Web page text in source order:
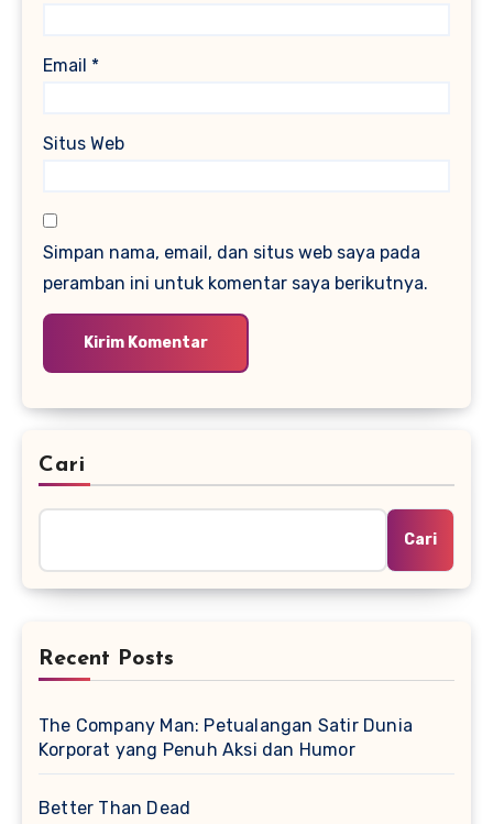
Email *
Situs Web
Simpan nama, email, dan situs web saya pada
peramban ini untuk komentar saya berikutnya.
Cari
Cari
Recent Posts
The Company Man: Petualangan Satir Dunia
Korporat yang Penuh Aksi dan Humor
Better Than Dead